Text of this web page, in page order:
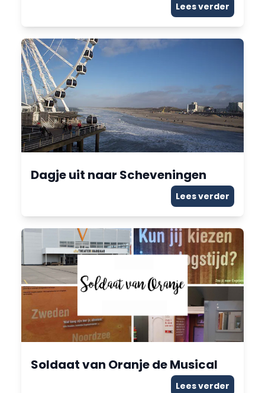
Lees verder
Dagje uit naar Scheveningen
Lees verder
Soldaat van Oranje de Musical
Lees verder